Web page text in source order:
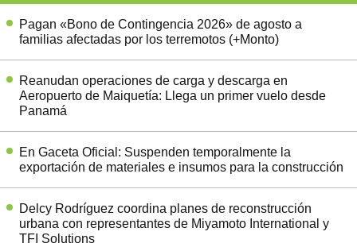
Pagan «Bono de Contingencia 2026» de agosto a
familias afectadas por los terremotos (+Monto)
Reanudan operaciones de carga y descarga en
Aeropuerto de Maiquetía: Llega un primer vuelo desde
Panamá
En Gaceta Oficial: Suspenden temporalmente la
exportación de materiales e insumos para la construcción
Delcy Rodríguez coordina planes de reconstrucción
urbana con representantes de Miyamoto International y
TFI Solutions